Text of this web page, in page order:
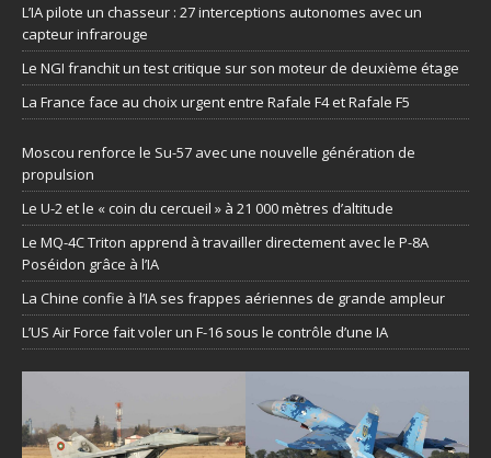
L’IA pilote un chasseur : 27 interceptions autonomes avec un
capteur infrarouge
Le NGI franchit un test critique sur son moteur de deuxième étage
La France face au choix urgent entre Rafale F4 et Rafale F5
Moscou renforce le Su-57 avec une nouvelle génération de
propulsion
Le U-2 et le « coin du cercueil » à 21 000 mètres d’altitude
Le MQ-4C Triton apprend à travailler directement avec le P-8A
Poséidon grâce à l’IA
La Chine confie à l’IA ses frappes aériennes de grande ampleur
L’US Air Force fait voler un F-16 sous le contrôle d’une IA